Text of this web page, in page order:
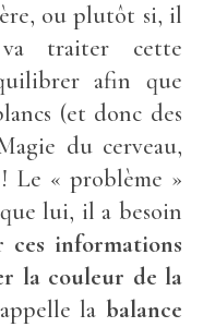
ou plutôt si, il
traiter cette
afin que
(et donc des
du cerveau,
Le « problème »
lui, il a besoin
ces informations
la couleur de la
la balance